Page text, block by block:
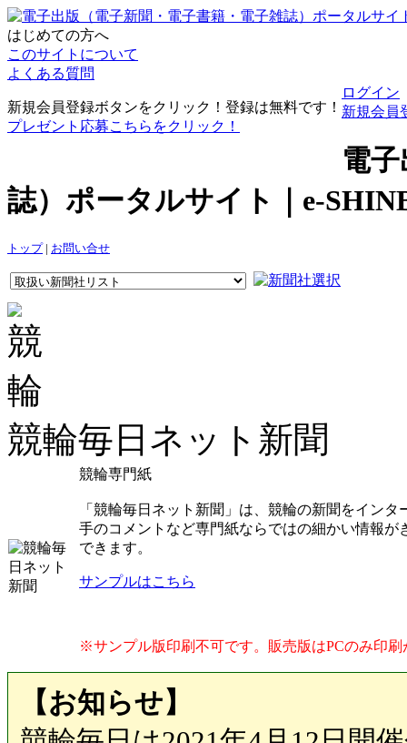
はじめての方へ
このサイトについて
よくある質問
新規会員登録ボタンをクリック！登録は無料です！
プレゼント応募こちらをクリック！
ログイン
新規会員
電
誌）ポータルサイト｜e-
トップ| お問い合せ
競輪毎日ネット新聞
競輪専門紙
「競輪毎日ネット新聞」は、競輪の新聞をイン
手のコメントなど専門紙ならではの細かい情報
できます。
サンプルはこちら
※サンプル版印刷不可です。販売版はPCのみ印刷
【お知らせ】